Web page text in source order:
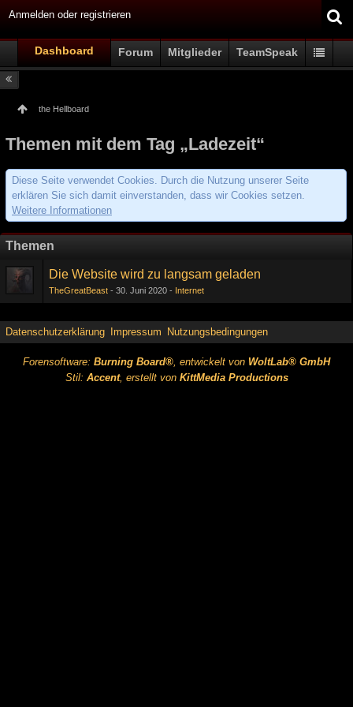
Anmelden oder registrieren
Dashboard Forum Mitglieder TeamSpeak
the Hellboard
Themen mit dem Tag „Ladezeit“
Diese Seite verwendet Cookies. Durch die Nutzung unserer Seite
erklären Sie sich damit einverstanden, dass wir Cookies setzen.
Weitere Informationen
Themen
Die Website wird zu langsam geladen
TheGreatBeast 30. Juni 2020 Internet
Datenschutzerklärung Impressum Nutzungsbedingungen
Forensoftware: Burning Board®, entwickelt von WoltLab® GmbH
Stil: Accent, erstellt von KittMedia Productions